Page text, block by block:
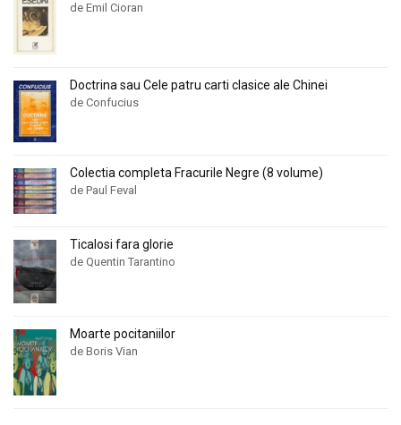
de Emil Cioran
Doctrina sau Cele patru carti clasice ale Chinei
de Confucius
Colectia completa Fracurile Negre (8 volume)
de Paul Feval
Ticalosi fara glorie
de Quentin Tarantino
Moarte pocitaniilor
de Boris Vian